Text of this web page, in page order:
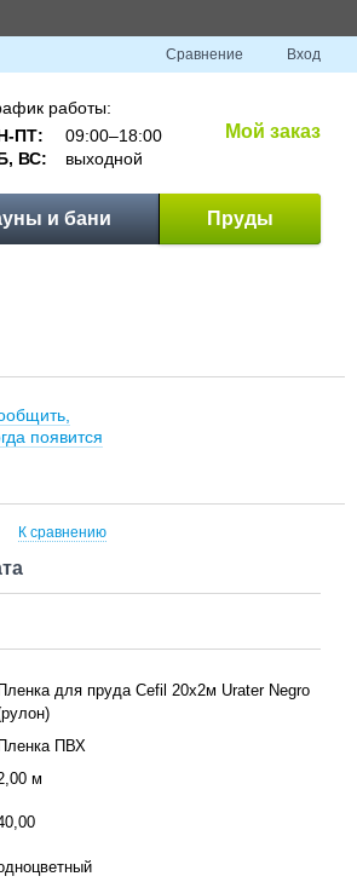
Сравнение Вход
работы:
ПТ:
09:00–18:00
ВС:
выходной
Мой заказ
и бани Пруды
появится
К сравнению
Пленка для пруда Cefil 20х2м Urater Negro
Пленка ПВХ
м